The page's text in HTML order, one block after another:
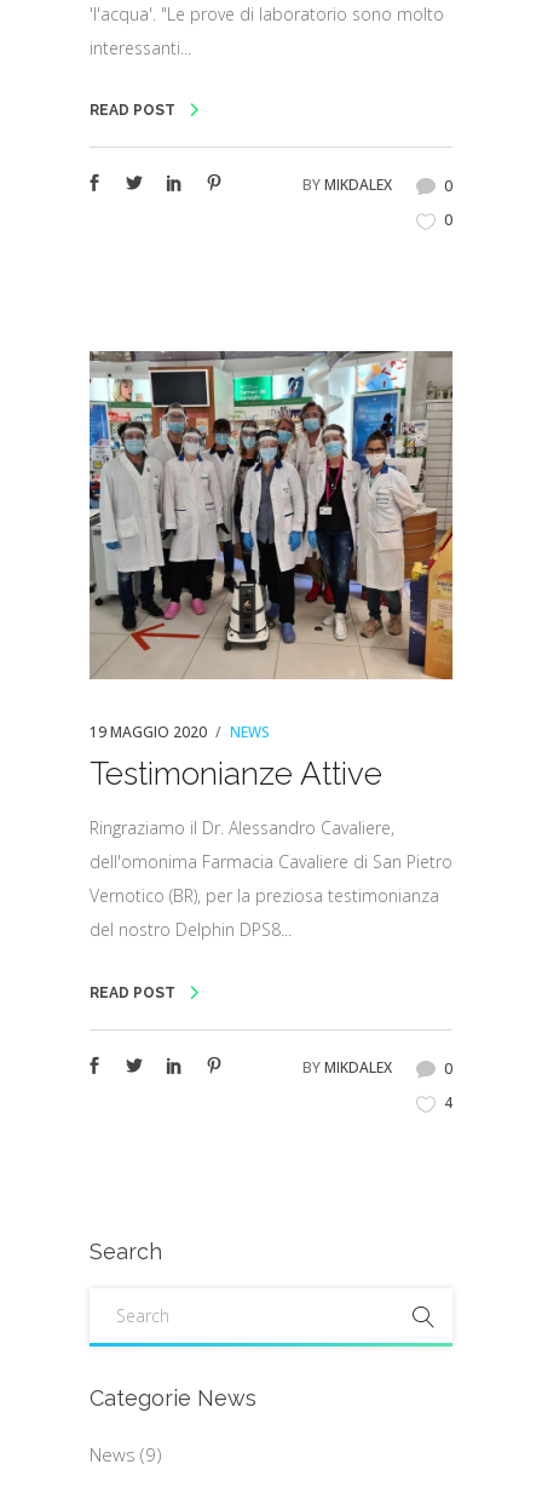
'l'acqua'. "Le prove di laboratorio sono molto
interessanti...
READ POST
BYMIKDALEX
0
0
19 MAGGIO 2020 NEWS
Testimonianze Attive
Ringraziamo il Dr. Alessandro Cavaliere,
dell'omonima Farmacia Cavaliere di San Pietro
Vernotico (BR), per la preziosa testimonianza
del nostro Delphin DPS8...
READ POST
BYMIKDALEX
0
4
Search
Categorie News
News (9)
Via Rudolf Diesel, 26 (Z.I.)